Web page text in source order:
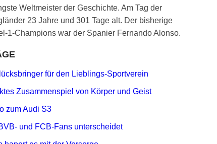
Weltmeister der Geschichte. Am Tag der
23 Jahre und 301 Tage alt. Der bisherige
1-Champions war der Spanier Fernando Alonso.
für den Lieblings-Sportverein
Zusammenspiel von Körper und Geist
zum Audi S3
und FCB-Fans unterscheidet